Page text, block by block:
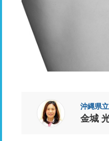
沖縄県
金城